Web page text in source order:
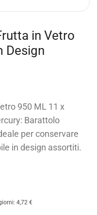
in Vetro
Design
950 ML 11 x
Barattolo
per conservare
in design assortiti.
4,72 €